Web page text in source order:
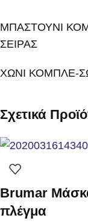
ΜΠΑΣΤΟΥΝΙ
ΣΕΙΡΑΣ
ΧΩΝΙ ΚΟΜΠΛΕ-
Σχετικά
Brumar
πλέγμα